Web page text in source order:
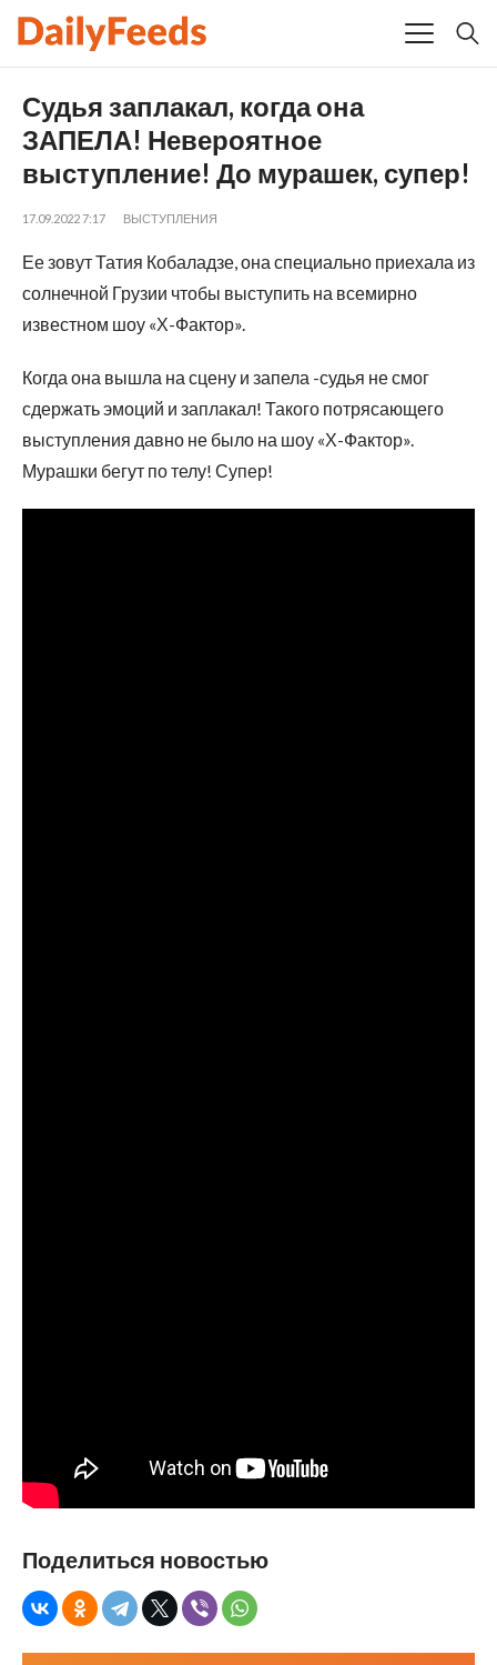
Судья заплакал, когда она
ЗАПЕЛА! Невероятное
выступление! До мурашек, супер!
17.09.2022 7:17 ВЫСТУПЛЕНИЯ
Ее зовут Татия Кобаладзе, она специально приехала из
солнечной Грузии чтобы выступить на всемирно
известном шоу «Х-Фактор».
Когда она вышла на сцену и запела -судья не смог
сдержать эмоций и заплакал! Такого потрясающего
выступления давно не было на шоу «Х-Фактор».
Мурашки бегут по телу! Супер!
Поделиться новостью